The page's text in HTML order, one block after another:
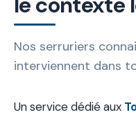
Nos serruriers
interviennent dans
Un service dédié aux